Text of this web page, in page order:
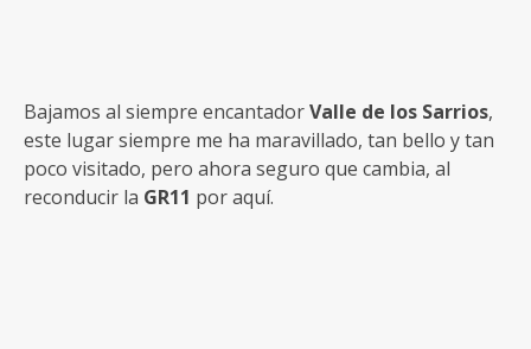
Bajamos al siempre encantadorValle de los Sarrios,
este lugar siempre me ha maravillado, tan bello y tan
poco visitado, pero ahora seguro que cambia, al
reconducir la GR11 por aquí.